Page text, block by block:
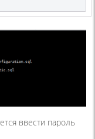
ввести пароль